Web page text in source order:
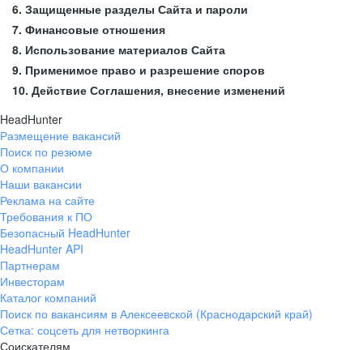
6. Защищенные разделы Сайта и пароли
7. Финансовые отношения
8. Использование материалов Сайта
9. Применимое право и разрешение споров
10. Действие Соглашения, внесение изменений
HeadHunter
Размещение вакансий
Поиск по резюме
О компании
Наши вакансии
Реклама на сайте
Требования к ПО
Безопасный HeadHunter
HeadHunter API
Партнерам
Инвесторам
Каталог компаний
Поиск по вакансиям в Алексеевской (Краснодарский край)
Сетка: соцсеть для нетворкинга
Соискателям